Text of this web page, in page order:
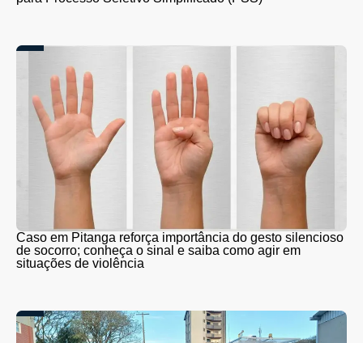
Caso em Pitanga reforça importância do gesto silencioso
de socorro; conheça o sinal e saiba como agir em
situações de violência